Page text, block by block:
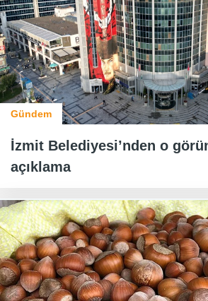
Gündem
İzmit Belediyesi’nden o
açıklama